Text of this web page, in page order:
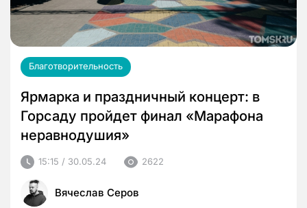
Благотворительность
Ярмарка и праздничный концерт: в
Горсаду пройдет финал «Марафона
неравнодушия»
15:15 / 30.05.24 2622
Вячеслав Серов